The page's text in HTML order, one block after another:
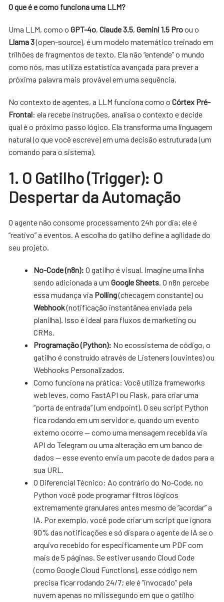
O que é e como funciona uma LLM?
Uma LLM, como oGPT-4o,Claude 3.5,Gemini 1.5 Proou o
Llama 3(open-source), é um modelo matemático treinado em
trilhões de fragmentos de texto. Ela não “entende” o mundo
como nós, mas utiliza estatística avançada para prever a
próxima palavra mais provável em uma sequência.
No contexto de agentes, a LLM funciona como oCórtex Pré-
Frontal: ela recebe instruções, analisa o contexto e decide
qual é o próximo passo lógico. Ela transforma uma linguagem
natural (o que você escreve) em uma decisão estruturada (um
comando para o sistema).
1. O Gatilho (Trigger): O
Despertar da Automação
O agente não consome processamento 24h por dia; ele é
“reativo” a eventos. A escolha do gatilho define a agilidade do
seu projeto.
No-Code (n8n): O gatilho é visual. Imagine uma linha
sendo adicionada a umGoogle Sheets . O n8n percebe
essa mudança via Polling(checagem constante) ou
Webhook(notificação instantânea enviada pela
planilha). Isso é ideal para fluxos de marketing ou
CRMs.
Programação (Python): No ecossistema de código, o
gatilho é construído através de Listeners (ouvintes) ou
Webhooks Personalizados.
Como funciona na prática: Você utiliza frameworks
web leves, como FastAPI ou Flask, para criar uma
“porta de entrada” (um endpoint). O seu script Python
fica rodando em um servidor e, quando um evento
externo ocorre — como uma mensagem recebida via
API do Telegram ou uma alteração em um banco de
dados — esse evento envia um pacote de dados para a
sua URL.
O Diferencial Técnico: Ao contrário do No-Code, no
Python você pode programar filtros lógicos
extremamente granulares antes mesmo de “acordar” a
IA. Por exemplo, você pode criar um script que ignora
90% das notificações e só dispara o agente de IA se o
arquivo recebido for especificamente um PDF com
mais de 5 páginas. Se estiver usando Cloud Code
(como Google Cloud Functions), esse código nem
precisa ficar rodando 24/7; ele é “invocado” pela
nuvem apenas no milissegundo em que o gatilho